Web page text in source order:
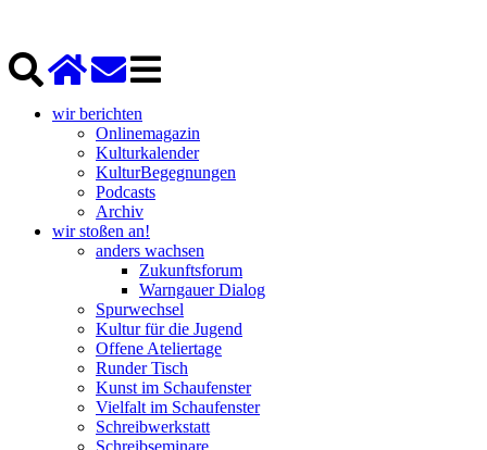
wir berichten
Onlinemagazin
Kulturkalender
KulturBegegnungen
Podcasts
Archiv
wir stoßen an!
anders wachsen
Zukunftsforum
Warngauer Dialog
Spurwechsel
Kultur für die Jugend
Offene Ateliertage
Runder Tisch
Kunst im Schaufenster
Vielfalt im Schaufenster
Schreibwerkstatt
Schreibseminare